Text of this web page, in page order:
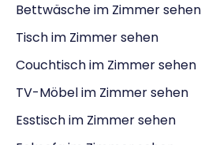
Bettwäsche im Zimmer sehen
Tisch im Zimmer sehen
Couchtisch im Zimmer sehen
TV-Möbel im Zimmer sehen
Esstisch im Zimmer sehen